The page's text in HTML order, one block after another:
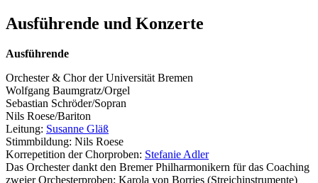
Ausführende und Konzerte
Ausführende
Orchester & Chor der Universität Bremen
Wolfgang Baumgratz/Orgel
Sebastian Schröder/Sopran
Nils Roese/Bariton
Leitung: Susanne Gläß
Stimmbildung: Nils Roese
Korrepetition der Chorproben: Stefanie Adler
Das Orchester dankt den Bremer Philharmonikern für das Coaching
zweier Orchesterproben: Karola von Borries (Streichinstrumente)